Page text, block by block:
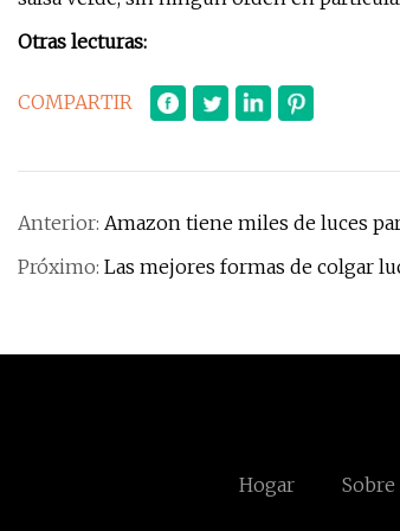
Otras lecturas:
COMPARTIR
Anterior: Amazon tiene miles de luces
Próximo: Las mejores formas de colgar
Hogar